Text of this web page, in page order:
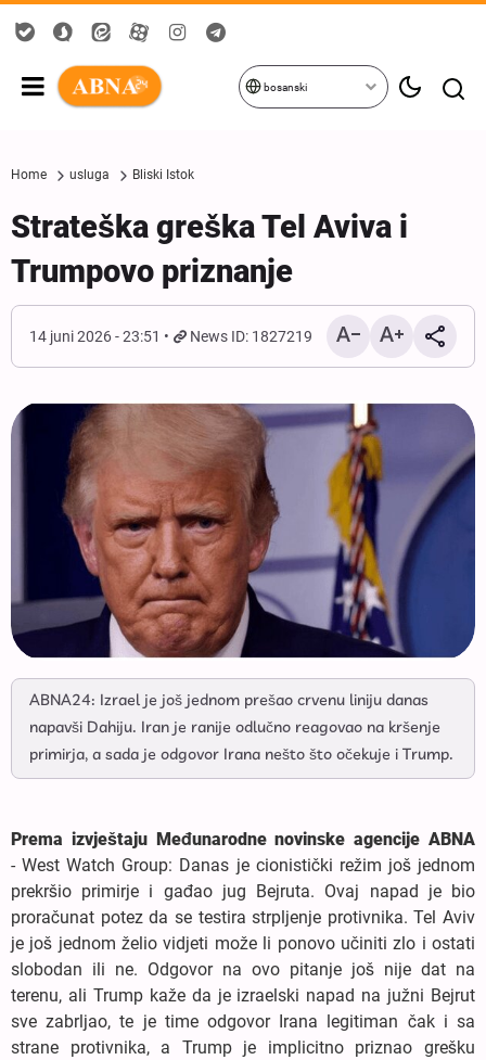
bosanski
Home usluga Bliski Istok
Strateška greška Tel Aviva i
Trumpovo priznanje
14 juni 2026 - 23:51 News ID: 1827219
ABNA24: Izrael je još jednom prešao crvenu liniju danas
napavši Dahiju. Iran je ranije odlučno reagovao na kršenje
primirja, a sada je odgovor Irana nešto što očekuje i Trump.
Prema izvještaju Međunarodne novinske agencije ABNA
- West Watch Group: Danas je cionistički režim još jednom
prekršio primirje i gađao jug Bejruta. Ovaj napad je bio
proračunat potez da se testira strpljenje protivnika. Tel Aviv
je još jednom želio vidjeti može li ponovo učiniti zlo i ostati
slobodan ili ne. Odgovor na ovo pitanje još nije dat na
terenu, ali Trump kaže da je izraelski napad na južni Bejrut
sve zabrljao, te je time odgovor Irana legitiman čak i sa
strane protivnika, a Trump je implicitno priznao grešku